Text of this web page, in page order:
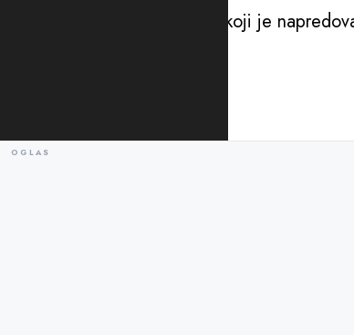
Deveti je sada Holger Rune, koji je